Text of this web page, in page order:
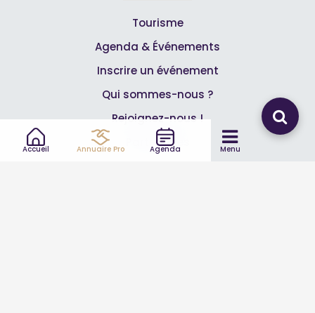
Accueil Annuaire Pro Agenda Menu
Tourisme
Agenda & Événements
Inscrire un événement
Qui sommes-nous ?
Rejoignez-nous !
Partenaires